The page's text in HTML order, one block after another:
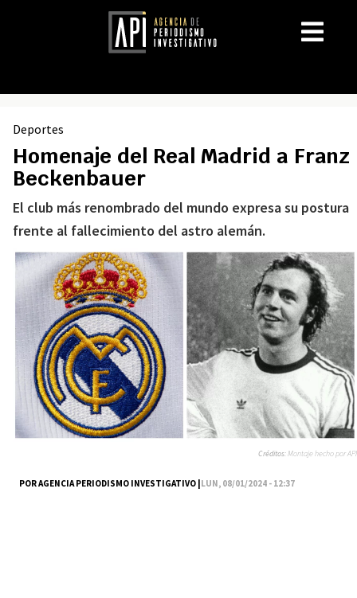
Deportes
Homenaje del Real Madrid a Franz
Beckenbauer
El club más renombrado del mundo expresa su postura
frente al fallecimiento del astro alemán.
POR AGENCIA PERIODISMO INVESTIGATIVO |LUN, 08/01/2024 - 12:37
Créditos:Montaje hecho por API